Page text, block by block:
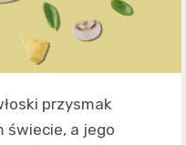
przysmak
świecie, a jego